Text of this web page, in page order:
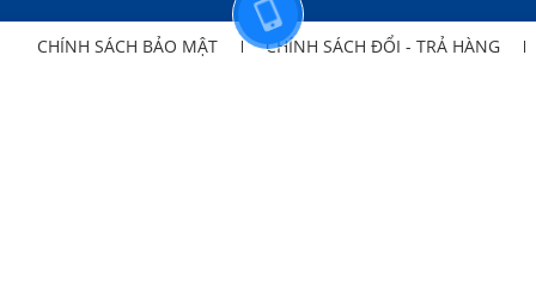
CHÍNH SÁCH BẢO MẬT
CHÍNH SÁCH ĐỔI - TRẢ HÀNG